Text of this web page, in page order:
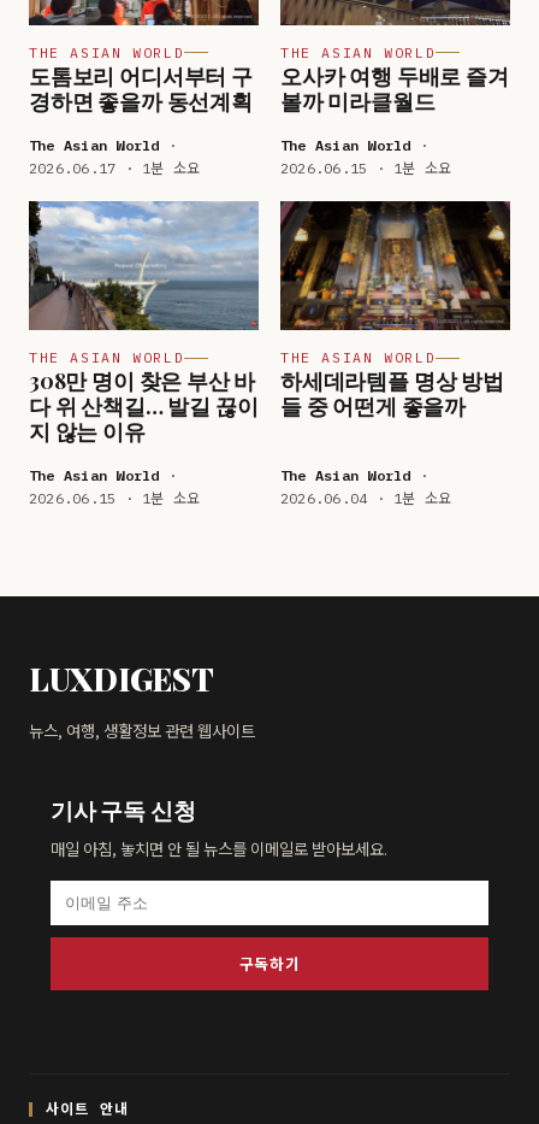
THE ASIAN WORLD
도톰보리 어디서부터 구
경하면 좋을까 동선계획
The Asian World ·
2026.06.17 · 1분 소요
THE ASIAN WORLD
오사카 여행 두배로 즐겨
볼까 미라클월드
The Asian World ·
2026.06.15 · 1분 소요
THE ASIAN WORLD
308만 명이 찾은 부산 바
다 위 산책길… 발길 끊이
지 않는 이유
The Asian World ·
2026.06.15 · 1분 소요
THE ASIAN WORLD
하세데라템플 명상 방법
들 중 어떤게 좋을까
The Asian World ·
2026.06.04 · 1분 소요
LUXDIGEST
뉴스, 여행, 생활정보 관련 웹사이트
기사 구독 신청
매일 아침, 놓치면 안 될 뉴스를 이메일로 받아보세요.
구독하기
사이트 안내